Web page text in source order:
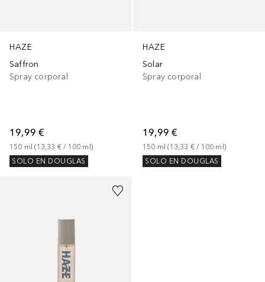
HAZE
Saffron
Spray corporal
19,99 €
150 ml (13,33 € / 100 ml )
SOLO EN DOUGLAS
HAZE
Solar
Spray corporal
19,99 €
150 ml (13,33 € / 100 ml )
SOLO EN DOUGLAS